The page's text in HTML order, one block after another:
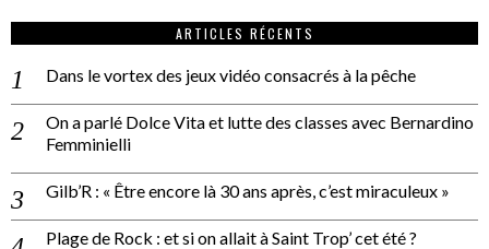
ARTICLES RÉCENTS
Dans le vortex des jeux vidéo consacrés à la pêche
On a parlé Dolce Vita et lutte des classes avec Bernardino
Femminielli
Gilb’R : « Être encore là 30 ans après, c’est miraculeux »
Plage de Rock : et si on allait à Saint Trop’ cet été ?